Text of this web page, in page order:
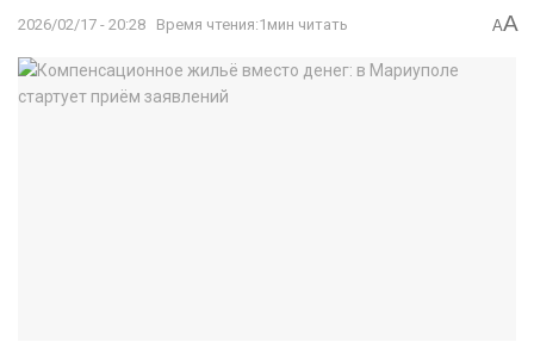
2026/02/17 - 20:28 Время чтения:1мин читать AA